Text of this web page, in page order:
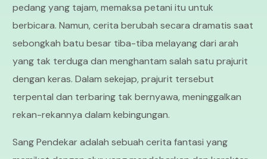
pedang yang tajam, memaksa petani itu untuk
berbicara. Namun, cerita berubah secara dramatis saat
sebongkah batu besar tiba-tiba melayang dari arah
yang tak terduga dan menghantam salah satu prajurit
dengan keras. Dalam sekejap, prajurit tersebut
terpental dan terbaring tak bernyawa, meninggalkan
rekan-rekannya dalam kebingungan.
Sang Pendekar adalah sebuah cerita fantasi yang